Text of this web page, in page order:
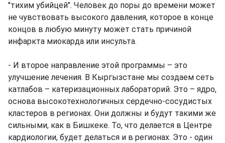
"тихим убийцей". Человек до поры до времени может
не чувствовать высокого давления, которое в конце
концов в любую минуту может стать причиной
инфаркта миокарда или инсульта.
- И второе направление этой программы – это
улучшение лечения. В Кыргызстане мы создаем сеть
катлабов – катеризационных лабораторий. Это – ядро,
основа высокотехнологичных сердечно-сосудистых
кластеров в регионах. Они должны и будут такими же
сильными, как в Бишкеке. То, что делается в Центре
кардиологии, будет делаться и в регионах. Это - один